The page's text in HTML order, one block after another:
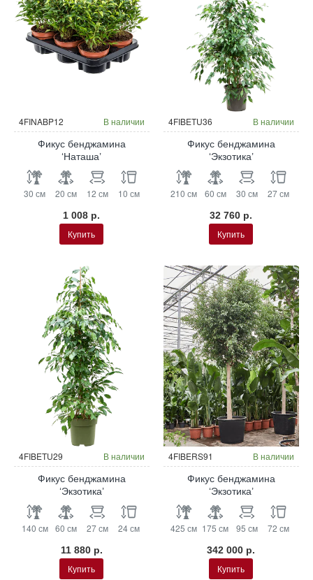
4FINABP12 В наличии
Фикус бенджамина
‘Наташа’
30 см 20 см 12 см 10 см
1 008 р.
Купить
4FIBETU36 В наличии
Фикус бенджамина
‘Экзотика’
210 см 60 см 30 см 27 см
32 760 р.
Купить
4FIBETU29 В наличии
Фикус бенджамина
‘Экзотика’
140 см 60 см 27 см 24 см
11 880 р.
Купить
4FIBERS91 В наличии
Фикус бенджамина
‘Экзотика’
425 см 175 см 95 см 72 см
342 000 р.
Купить